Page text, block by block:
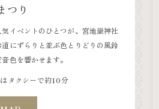
り
イベントのひとつが、宮地嶽神社
にずらりと並ぶ色とりどりの風鈴
色を響かせます。
タクシーで約10分